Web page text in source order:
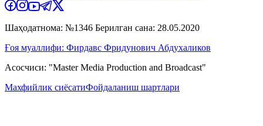
Шаҳодатнома: №1346 Берилган сана: 28.05.2020
Ғоя муаллифи: Фирдавс Фридунович Абдухаликов
Асосчиси: "Master Media Production and Broadcast"
Махфийлик сиёсатиФойдаланиш шартлари